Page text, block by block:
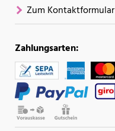
Zum Kontaktformular
Zahlungsarten: